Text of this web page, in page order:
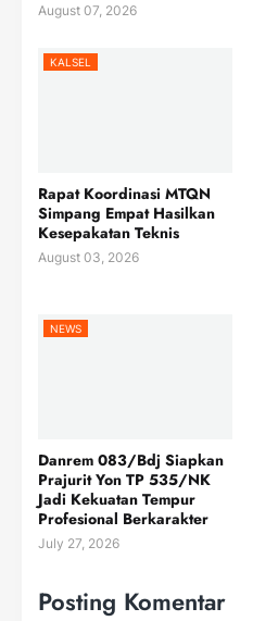
August 07, 2026
KALSEL
Rapat Koordinasi MTQN
Simpang Empat Hasilkan
Kesepakatan Teknis
August 03, 2026
NEWS
Danrem 083/Bdj Siapkan
Prajurit Yon TP 535/NK
Jadi Kekuatan Tempur
Profesional Berkarakter
July 27, 2026
Posting Komentar